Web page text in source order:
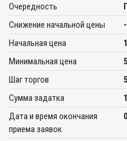
Очередность
Снижение начальной цены
Начальная цена
Минимальная цена
Шаг торгов
Сумма задатка
Дата и время окончания
приема заявок